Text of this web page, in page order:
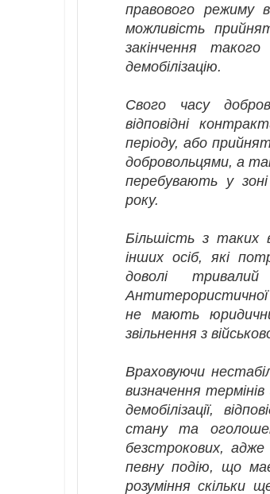
правового режиму
можливість
закінчення
демобілізацію.
Свого часу
відповідні
періоду, або
добровольцями, а
перебувають у
року.
Більшість з таких
інших осіб, які
доволі
Антитерористичної
не мають
звільнення з
Враховуючи
визначення термінів
демобілізації,
стану та
безстрокових,
певну подію, що
розуміння скільки